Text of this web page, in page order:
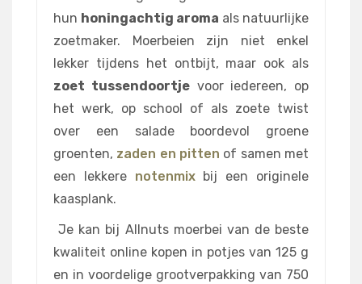
hun honingachtig aroma als natuurlijke
zoetmaker. Moerbeien zijn niet enkel
lekker tijdens het ontbijt, maar ook als
zoet tussendoortjevoor iedereen, op
het werk, op school of als zoete twist
over een salade boordevol groene
groenten, zaden en pitten of samen met
een lekkere notenmixbij een originele
kaasplank.
Je kan bij Allnuts moerbei van de beste
kwaliteit online kopen in potjes van 125 g
en in voordelige grootverpakking van 750